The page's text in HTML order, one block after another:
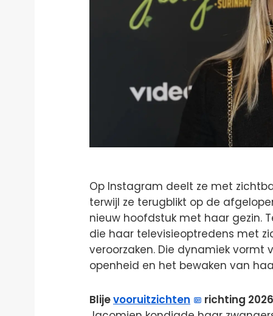
Op Instagram deelt ze met
terwijl ze terugblikt op de
nieuw hoofdstuk met haar gezin.
die haar televisieoptredens met
veroorzaken. Die dynamiek
openheid en het bewaken van
Blijevooruitzichten
richting 2026